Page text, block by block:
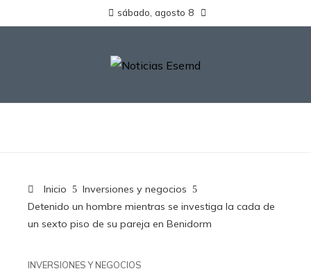
sábado, agosto 8
Inicio
Inversiones y negocios
Detenido un hombre mientras se investiga la cada de
un sexto piso de su pareja en Benidorm
INVERSIONES Y NEGOCIOS